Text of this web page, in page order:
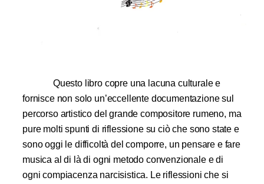
Questo libro copre una lacuna culturale e
fornisce non solo un’eccellente documentazione sul
percorso artistico del grande compositore rumeno, ma
pure molti spunti di riflessione su ciò che sono state e
sono oggi le difficoltà del comporre, un pensare e fare
musica al di là di ogni metodo convenzionale e di
ogni compiacenza narcisistica. Le riflessioni che si